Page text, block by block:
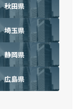
秋田県
埼玉県
静岡県
広島県